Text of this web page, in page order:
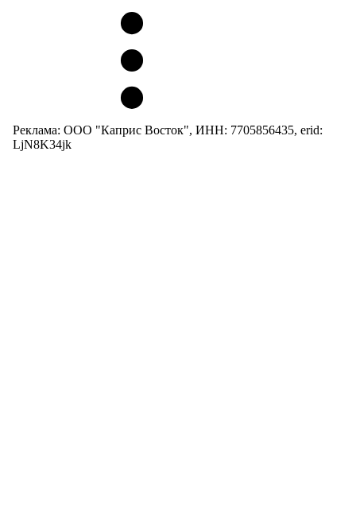
Реклама: ООО "Каприс Восток", ИНН: 7705856435, erid:
LjN8K34jk